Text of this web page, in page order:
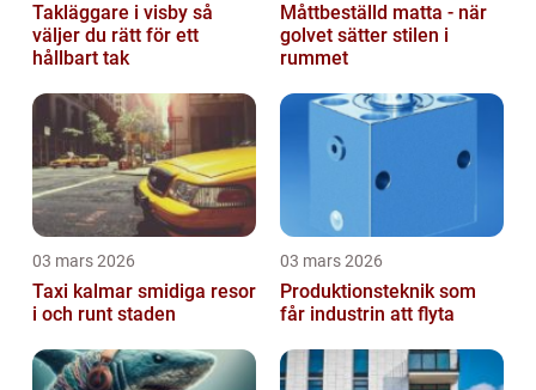
Takläggare i visby så
väljer du rätt för ett
hållbart tak
Måttbeställd matta - när
golvet sätter stilen i
rummet
03 mars 2026
Taxi kalmar smidiga resor
i och runt staden
03 mars 2026
Produktionsteknik som
får industrin att flyta